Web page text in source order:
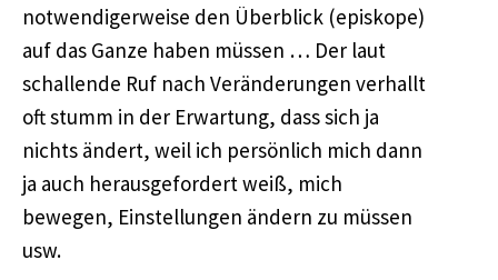
notwendigerweise den Überblick (episkope)
auf das Ganze haben müssen … Der laut
schallende Ruf nach Veränderungen verhallt
oft stumm in der Erwartung, dass sich ja
nichts ändert, weil ich persönlich mich dann
ja auch herausgefordert weiß, mich
bewegen, Einstellungen ändern zu müssen
usw.